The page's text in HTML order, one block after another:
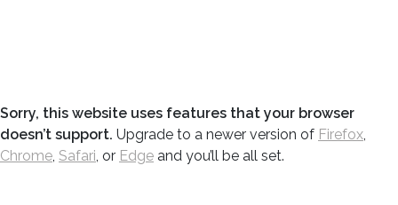
Sorry, this website uses features that your browser
doesn’t support. Upgrade to a newer version of Firefox,
Chrome, Safari, or Edge and you’ll be all set.